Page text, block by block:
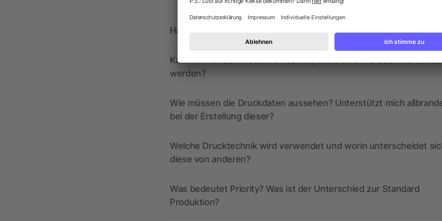
Hat allbranded derzeit aktive Gutscheincodes?
Kann ich vor der Produktion sehen, wie meine Werbeartikel
werden?
Wie müssen die Druckdaten aussehen? Unterstützt mich
bei der Erstellung dieser?
Welche Drucktechnik wird verwendet und worin unterscheidet
diese von anderen?
Was bedeutet Priority? Was ist der Unterschied zur Standard
Produktion?